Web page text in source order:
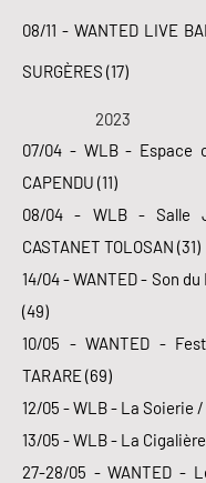
08/11 - WANTED LIVE
SURGÈRES (17)
2023
​07/04 - WLB - Espace
CAPENDU (11)
08/04 - WLB - Salle
CASTANET TOLOSAN (31)
14/04 - WANTED - Son
(49)
10/05 - WANTED -
TARARE (69)
12/05 - WLB - La Soierie /
13/05 - WLB - La
27-28/05 - WANTED -